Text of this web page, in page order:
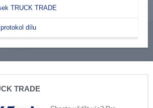
TRUCK TRADE
dílu
TRADE